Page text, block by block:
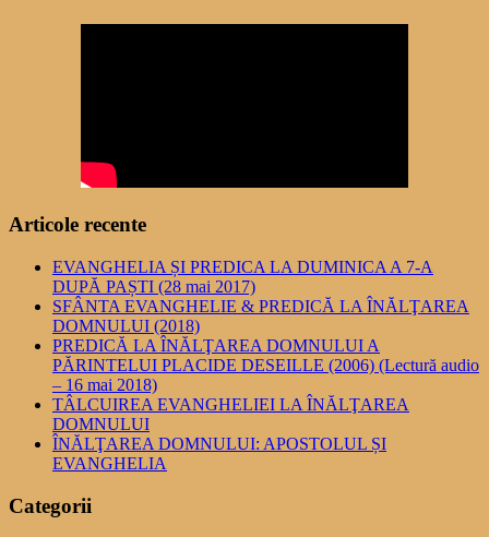
Articole recente
EVANGHELIA ȘI PREDICA LA DUMINICA A 7-A
DUPĂ PAȘTI (28 mai 2017)
SFÂNTA EVANGHELIE & PREDICĂ LA ÎNĂLŢAREA
DOMNULUI (2018)
PREDICĂ LA ÎNĂLŢAREA DOMNULUI A
PĂRINTELUI PLACIDE DESEILLE (2006) (Lectură audio
– 16 mai 2018)
TÂLCUIREA EVANGHELIEI LA ÎNĂLŢAREA
DOMNULUI
ÎNĂLŢAREA DOMNULUI: APOSTOLUL ȘI
EVANGHELIA
Categorii